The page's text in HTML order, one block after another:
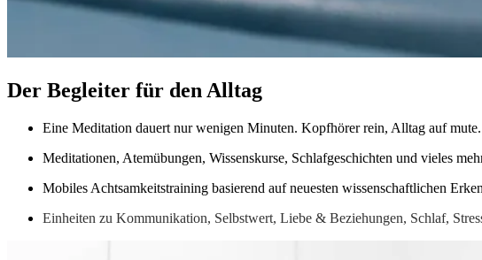
Der Begleiter für den Alltag
Eine Meditation dauert nur wenigen Minuten. Kopfhörer rein, Alltag auf mute.
Meditationen, Atemübungen, Wissenskurse, Schlafgeschichten und vieles
Mobiles Achtsamkeitstraining basierend auf neuesten wissenschaftlichen
Einheiten zu Kommunikation, Selbstwert, Liebe & Beziehungen, Schlaf,